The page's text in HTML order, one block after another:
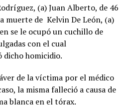
(a) Juan Alberto, de 46
muerte de Kelvin De León, (a)
se le ocupó un cuchillo de
con el cual
homicidio.
de la víctima por el médico
la misma falleció a causa de
blanca en el tórax.